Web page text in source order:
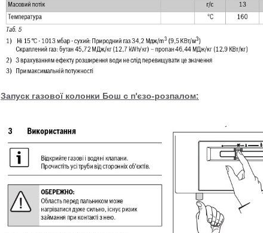
Запуск газової колонки Бош с п'єзо-розпалом: